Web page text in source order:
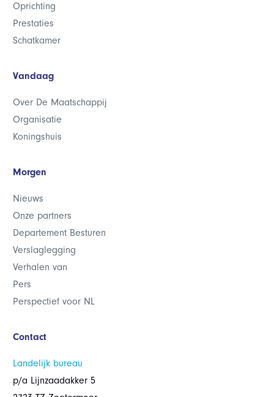
Oprichting
Prestaties
Schatkamer
Vandaag
Over De Maatschappij
Organisatie
Koningshuis
Morgen
Nieuws
Onze partners
Departement Besturen
Verslaglegging
Verhalen van
Pers
Perspectief voor NL
Contact
Landelijk bureau
p/a Lijnzaadakker 5